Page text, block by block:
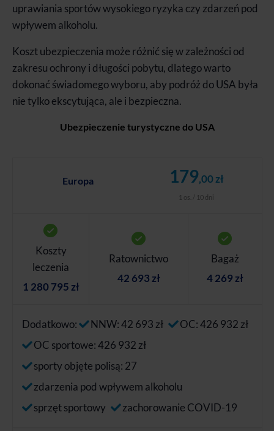
uprawiania sportów wysokiego ryzyka czy zdarzeń pod
wpływem alkoholu.
Koszt ubezpieczenia może różnić się w zależności od
zakresu ochrony i długości pobytu, dlatego warto
dokonać świadomego wyboru, aby podróż do USA była
nie tylko ekscytująca, ale i bezpieczna.
Ubezpieczenie turystyczne do USA
Europa 179,00 zł
1 os. / 10 dni
Koszty
leczenia
1 280 795 zł
Ratownictwo
42 693 zł
Bagaż
4 269 zł
Dodatkowo: NNW: 42 693 zł
OC: 426 932 zł
OC sportowe: 426 932 zł
sporty objęte polisą: 27
zdarzenia pod wpływem alkoholu
sprzęt sportowy
zachorowanie COVID-19